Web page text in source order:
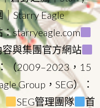
Starry Eagle
starryeagle.com
與集團官方網站
（2009–2023，15
Group，SEG）：
SEG管理團隊
首